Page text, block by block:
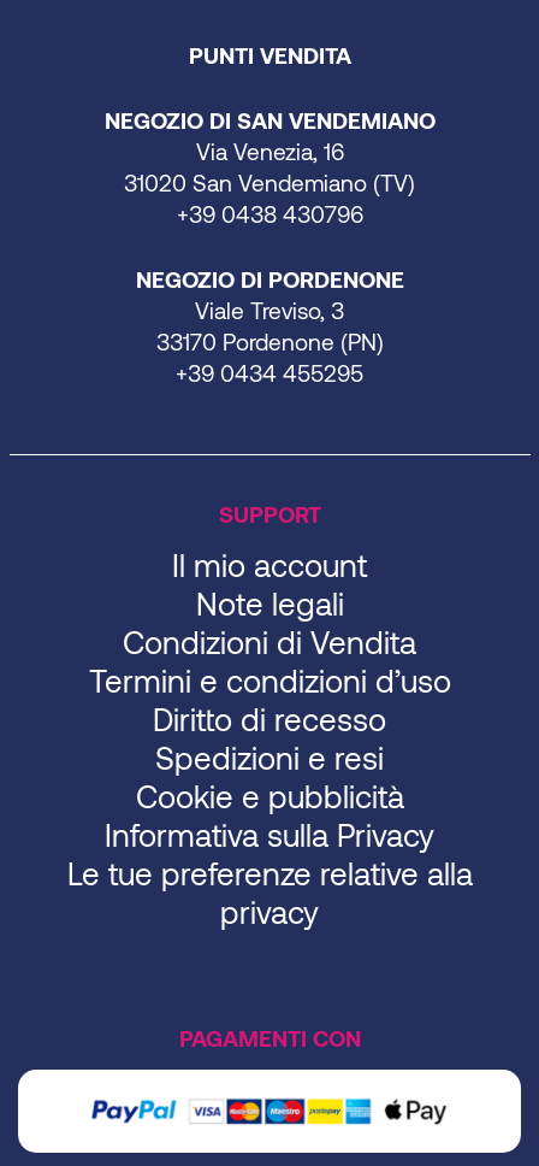
PUNTI VENDITA
NEGOZIO DI SAN VENDEMIANO
Via Venezia, 16
31020 San Vendemiano (TV)
+39 0438 430796
NEGOZIO DI PORDENONE
Viale Treviso, 3
33170 Pordenone (PN)
+39 0434 455295
SUPPORT
Il mio account
Note legali
Condizioni di Vendita
Termini e condizioni d’uso
Diritto di recesso
Spedizioni e resi
Cookie e pubblicità
Informativa sulla Privacy
Le tue preferenze relative alla
privacy
PAGAMENTI CON